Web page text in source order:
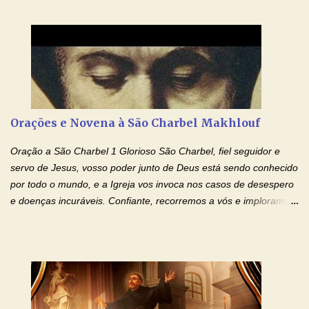
o mesmo Espírito e gozemos sempre da sua consolação. Por
Cristo, Senhor Nosso. Amém. Creio: Creio em Deus Pai Todo-
Poderoso, Criador do céu e da terra; e em Jesus Cristo, seu
único Filho, nosso Senhor; que foi concebido pelo poder do Espí­
foi crucificado, morto e sepultado. Desceu à mansão dos mortos;
ressuscitou ao terceiro dia; subiu aos céus, está sentado à direita
de Deus Pai todo-poderoso, donde há de vir a julgar os v...
Orações e Novena à São Charbel Makhlouf
Oração a São Charbel 1 Glorioso São Charbel, fiel seguidor e
servo de Jesus, vosso poder junto de Deus está sendo conhecido
por todo o mundo, e a Igreja vos invoca nos casos de desespero
e doenças incuráveis. Confiante, recorremos a vós e imploramos
Queremos sempre lembrar-nos deste favor, da vossa intercessão
e invocar-vos como nosso patrono, para maior glória de Deus e o
bem de nossas almas. São Charbel! Rogai por Nós e por todos